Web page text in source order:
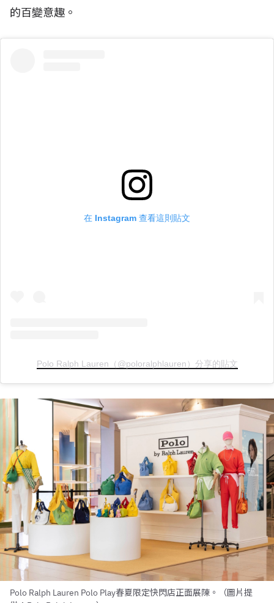
的百變意趣。
在 Instagram 查看這則貼文
Polo Ralph Lauren（@poloralphlauren）分享的貼文
Polo Ralph Lauren Polo Play春夏限定快閃店正面展陳。（圖片提